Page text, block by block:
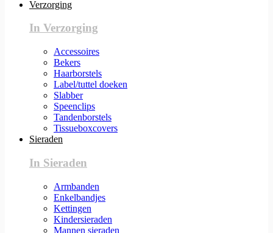
Verzorging
In Verzorging
Accessoires
Bekers
Haarborstels
Label/tuttel doeken
Slabber
Speenclips
Tandenborstels
Tissueboxcovers
Sieraden
In Sieraden
Armbanden
Enkelbandjes
Kettingen
Kindersieraden
Mannen sieraden